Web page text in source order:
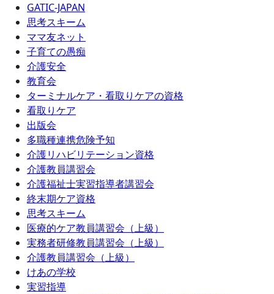
GATIC-JAPAN
思考スキーム
ママ友ネット
子育ての愚痴
介護安全
教育会
ターミナルケア・看取りケアの資格
看取りケア
出版会
多職種連携危険予知
介護リハビリテーション資格
介護教員講習会
介護福祉士実習指導者講習会
終末期ケア資格
思考スキーム
医療的ケア教員講習会（上級）
実務者研修教員講習会（上級）
介護教員講習会（上級）
けあの学校
実習指導